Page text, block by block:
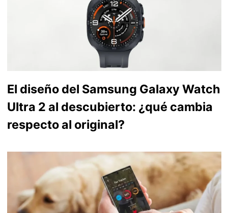
El diseño del Samsung Galaxy Watch
Ultra 2 al descubierto: ¿qué cambia
respecto al original?